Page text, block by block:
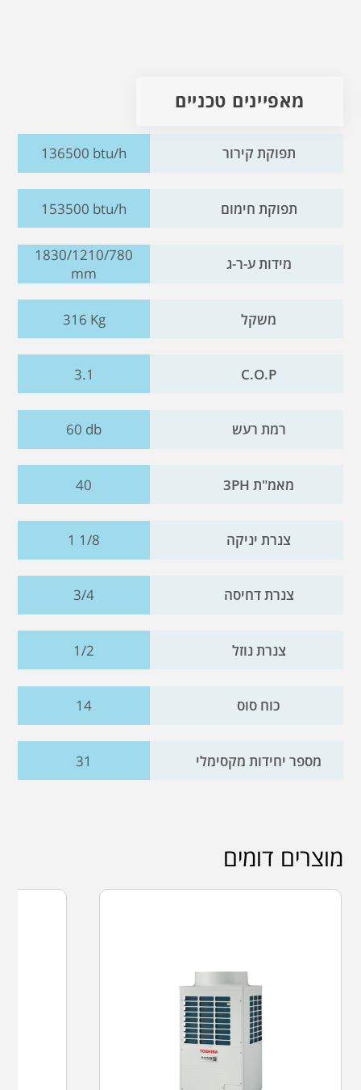
מאפיינים טכניים
תפוקת קירור 136500 btu/h
תפוקת חימום 153500 btu/h
מידות ע-ר-ג
1830/1210/780
mm
משקל 316 Kg
C.O.P
3.1
רמת רעש 60 db
מאמ"ת 3PH 40
צנרת יניקה 1 1/8
צנרת דחיסה 3/4
צנרת נוזל 1/2
כוח סוס 14
מספר יחידות מקסימלי 31
מוצרים דומים